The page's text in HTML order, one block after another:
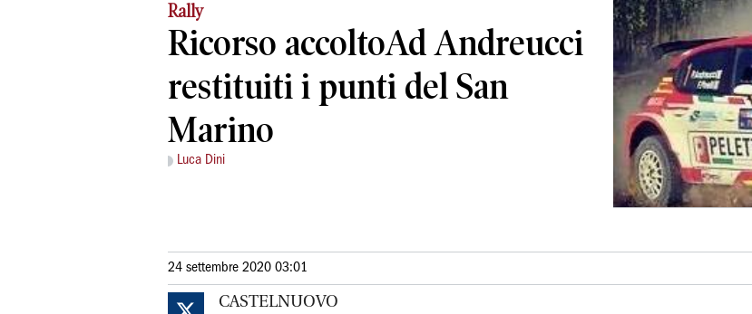
Rally
Ricorso accoltoAd Andreucci
restituiti i punti del San
Marino
Luca Dini
24 settembre 2020 03:01
CASTELNUOVO